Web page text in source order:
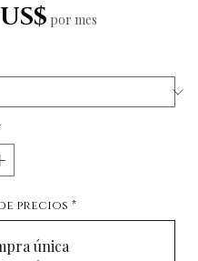
Precio
por mes
precios *
única